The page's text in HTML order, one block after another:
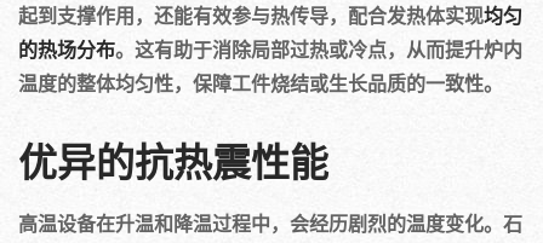
起到支撑作用，还能有效参与热传导，配合发热体实现均匀
的热场分布。这有助于消除局部过热或冷点，从而提升炉内
温度的整体均匀性，保障工件烧结或生长品质的一致性。
优异的抗热震性能
高温设备在升温和降温过程中，会经历剧烈的温度变化。石